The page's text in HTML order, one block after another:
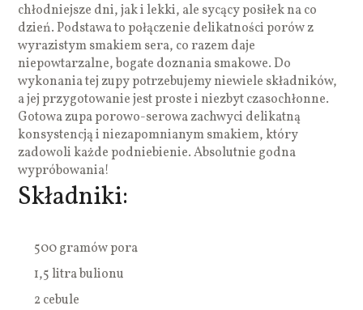
chłodniejsze dni, jak i lekki, ale sycący posiłek na co
dzień. Podstawa to połączenie delikatności porów z
wyrazistym smakiem sera, co razem daje
niepowtarzalne, bogate doznania smakowe. Do
wykonania tej zupy potrzebujemy niewiele składników,
a jej przygotowanie jest proste i niezbyt czasochłonne.
Gotowa zupa porowo-serowa zachwyci delikatną
konsystencją i niezapomnianym smakiem, który
zadowoli każde podniebienie. Absolutnie godna
wypróbowania!
Składniki:
500 gramów pora
1,5 litra bulionu
2 cebule